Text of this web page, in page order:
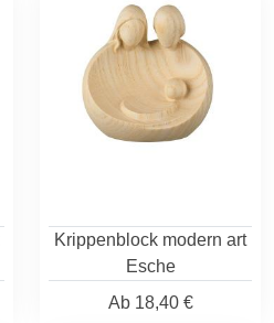
Krippenblock modern art
Esche
Ab18,40 €